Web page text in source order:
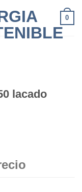
0
lacado